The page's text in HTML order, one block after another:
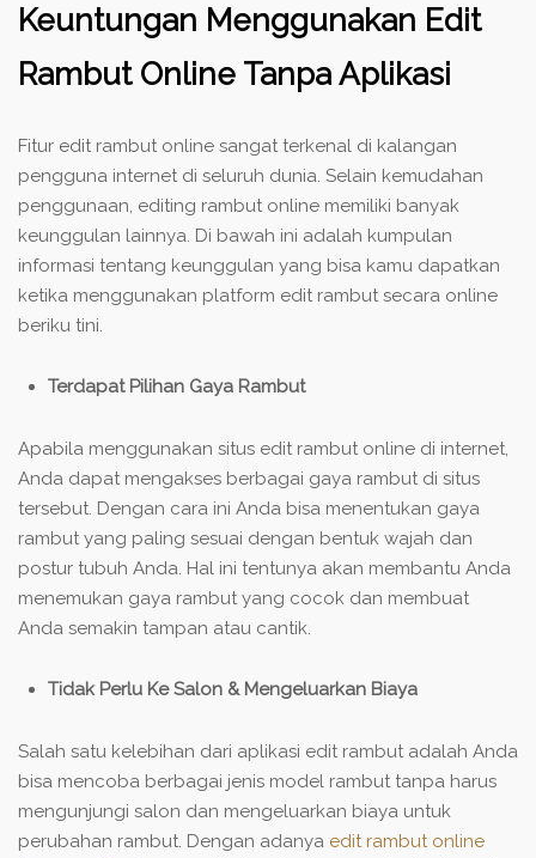
Keuntungan Menggunakan Edit
Rambut Online Tanpa Aplikasi
Fitur edit rambut online sangat terkenal di kalangan
pengguna internet di seluruh dunia. Selain kemudahan
penggunaan, editing rambut online memiliki banyak
keunggulan lainnya. Di bawah ini adalah kumpulan
informasi tentang keunggulan yang bisa kamu dapatkan
ketika menggunakan platform edit rambut secara online
beriku tini.
Terdapat Pilihan Gaya Rambut
Apabila menggunakan situs edit rambut online di internet,
Anda dapat mengakses berbagai gaya rambut di situs
tersebut. Dengan cara ini Anda bisa menentukan gaya
rambut yang paling sesuai dengan bentuk wajah dan
postur tubuh Anda. Hal ini tentunya akan membantu Anda
menemukan gaya rambut yang cocok dan membuat
Anda semakin tampan atau cantik.
Tidak Perlu Ke Salon & Mengeluarkan Biaya
Salah satu kelebihan dari aplikasi edit rambut adalah Anda
bisa mencoba berbagai jenis model rambut tanpa harus
mengunjungi salon dan mengeluarkan biaya untuk
perubahan rambut. Dengan adanya edit rambut online